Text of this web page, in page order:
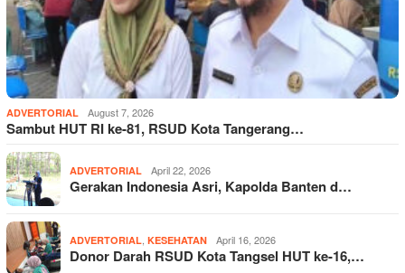
ADVERTORIAL August 7, 2026
Sambut HUT RI ke-81, RSUD Kota Tangerang…
ADVERTORIAL April 22, 2026
Gerakan Indonesia Asri, Kapolda Banten d…
ADVERTORIAL KESEHATAN April 16, 2026
Donor Darah RSUD Kota Tangsel HUT ke-16,…